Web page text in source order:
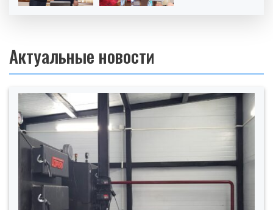
Актуальные новости